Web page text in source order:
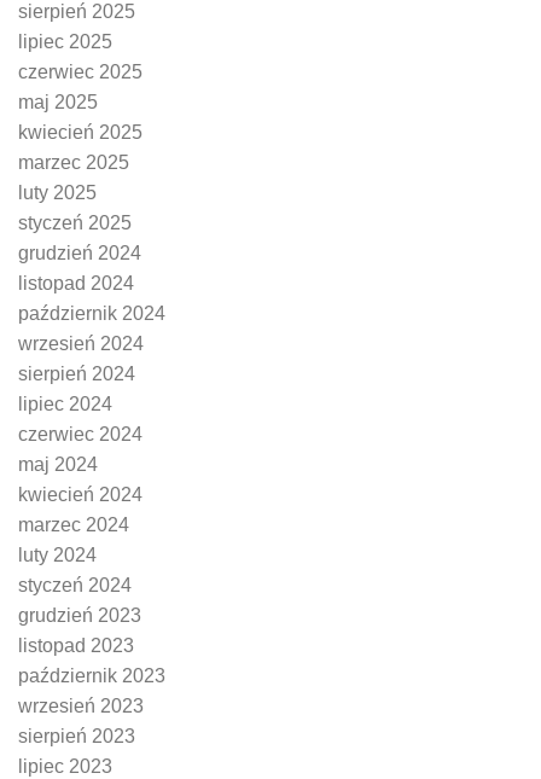
sierpień 2025
lipiec 2025
czerwiec 2025
maj 2025
kwiecień 2025
marzec 2025
luty 2025
styczeń 2025
grudzień 2024
listopad 2024
październik 2024
wrzesień 2024
sierpień 2024
lipiec 2024
czerwiec 2024
maj 2024
kwiecień 2024
marzec 2024
luty 2024
styczeń 2024
grudzień 2023
listopad 2023
październik 2023
wrzesień 2023
sierpień 2023
lipiec 2023